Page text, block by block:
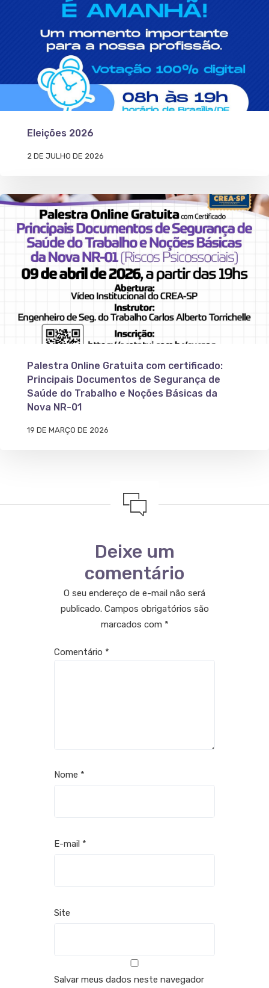
Eleições 2026
2 DE JULHO DE 2026
Palestra Online Gratuita com certificado:
Principais Documentos de Segurança de
Saúde do Trabalho e Noções Básicas da
Nova NR-01
19 DE MARÇO DE 2026
Deixe um
comentário
O seu endereço de e-mail não será
publicado. Campos obrigatórios são
marcados com *
Comentário *
Nome *
E-mail *
Site
Salvar meus dados neste navegador